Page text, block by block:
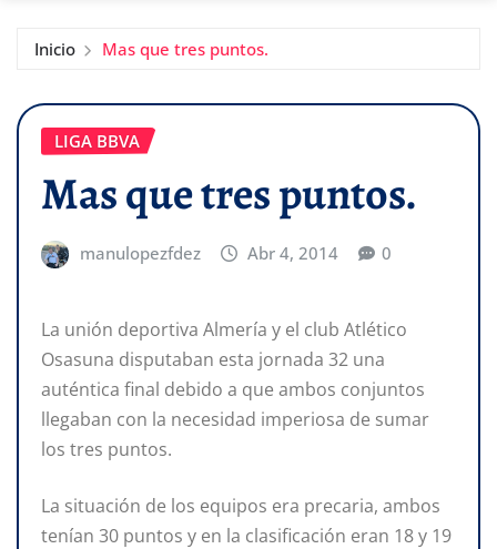
Inicio Mas que tres puntos.
LIGA BBVA
Mas que tres puntos.
manulopezfdez Abr 4, 2014 0
La unión deportiva Almería y el club Atlético
Osasuna disputaban esta jornada 32 una
auténtica final debido a que ambos conjuntos
llegaban con la necesidad imperiosa de sumar
los tres puntos.
La situación de los equipos era precaria, ambos
tenían 30 puntos y en la clasificación eran 18 y 19